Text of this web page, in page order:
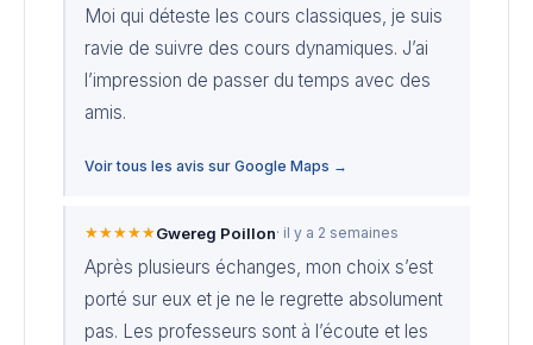
Moi qui déteste les cours classiques, je suis
ravie de suivre des cours dynamiques. J’ai
l’impression de passer du temps avec des
amis.
Voir tous les avis sur Google Maps →
★★★★★Gwereg Poillon· il y a 2 semaines
Après plusieurs échanges, mon choix s’est
porté sur eux et je ne le regrette absolument
pas. Les professeurs sont à l’écoute et les